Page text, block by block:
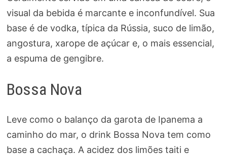
visual da bebida é marcante e inconfundível. Sua
base é de vodka, típica da Rússia, suco de limão,
angostura, xarope de açúcar e, o mais essencial,
a espuma de gengibre.
Bossa Nova
Leve como o balanço da garota de Ipanema a
caminho do mar, o drink Bossa Nova tem como
base a cachaça. A acidez dos limões taiti e